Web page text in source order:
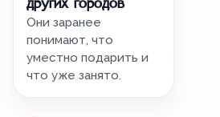
других городов
Они заранее
понимают, что
уместно подарить и
что уже занято.